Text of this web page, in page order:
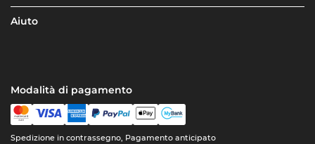
Aiuto
Modalità di pagamento
Spedizione in contrassegno, Pagamento anticipato